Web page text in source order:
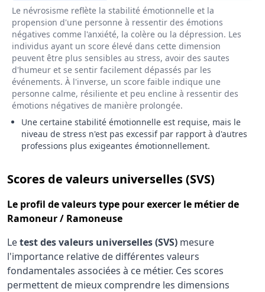
Le névrosisme reflète la stabilité émotionnelle et la
propension d'une personne à ressentir des émotions
négatives comme l'anxiété, la colère ou la dépression. Les
individus ayant un score élevé dans cette dimension
peuvent être plus sensibles au stress, avoir des sautes
d'humeur et se sentir facilement dépassés par les
événements. À l'inverse, un score faible indique une
personne calme, résiliente et peu encline à ressentir des
émotions négatives de manière prolongée.
Une certaine stabilité émotionnelle est requise, mais le
niveau de stress n'est pas excessif par rapport à d'autres
professions plus exigeantes émotionnellement.
Scores de valeurs universelles (SVS)
Le profil de valeurs type pour exercer le métier de
Ramoneur / Ramoneuse
Letest des valeurs universelles (SVS) mesure
l'importance relative de différentes valeurs
fondamentales associées à ce métier. Ces scores
permettent de mieux comprendre les dimensions